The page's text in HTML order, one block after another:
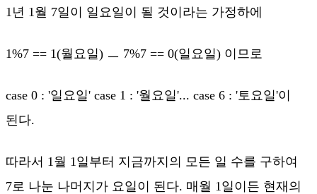
1년 1월 7일이 일요일이 될 것이라는 가정하에
1%7 == 1(월요일) ㅡ 7%7 == 0(일요일) 이므로
case 0 : '일요일' case 1 : '월요일'... case 6 : '토요일'이
된다.
따라서 1월 1일부터 지금까지의 모든 일 수를 구하여
7로 나눈 나머지가 요일이 된다. 매월 1일이든 현재의